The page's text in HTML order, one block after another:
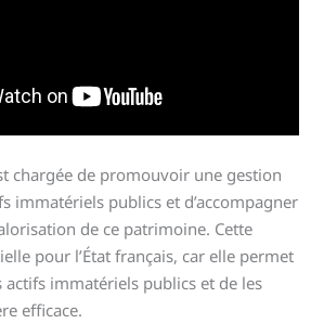
chargée de promouvoir une gestion
immatériels publics et d’accompagner
de ce patrimoine. Cette
pour l’État français, car elle permet
actifs immatériels publics et de les
efficace.